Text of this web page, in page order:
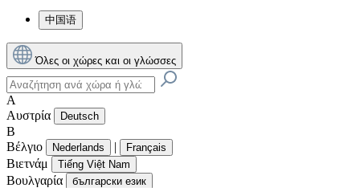
中国语
Όλες οι χώρες και οι γλώσσες
Α
Αυστρία
Deutsch
Β
Βέλγιο
Nederlands | Français
Βιετνάμ Tiếng Việt Nam
Βουλγαρία български език